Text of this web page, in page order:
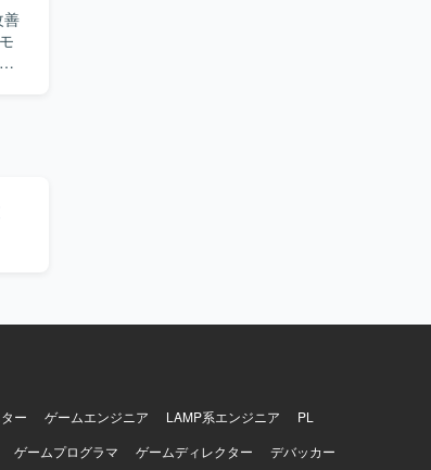
善
ー ゲームエンジニア LAMP系エンジニア
PL
ゲームプログラマ ゲームディレクター デバッカー